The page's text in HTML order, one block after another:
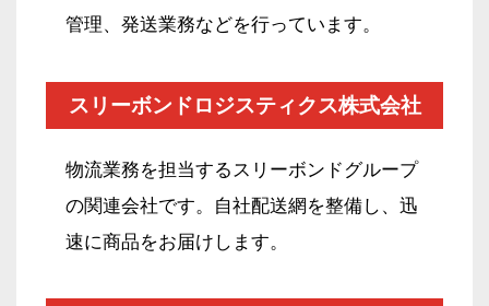
管理、 発送業務などを行っています。
スリーボンドロジスティクス株式会社
物流業務を担当するスリーボンドグループ
の関連会社です。自社配送網を整備し、迅
速に商品をお届けします。